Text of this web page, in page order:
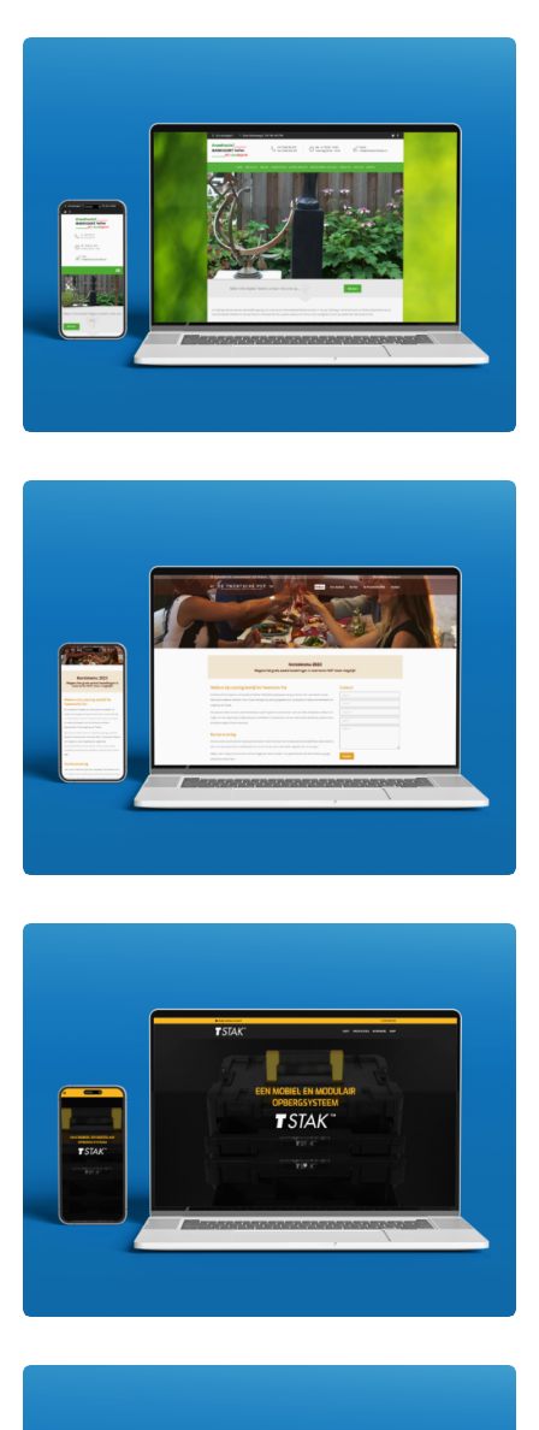
Dutch Greenroof
Groenkreatief Markvoort
De Twentsche Pot